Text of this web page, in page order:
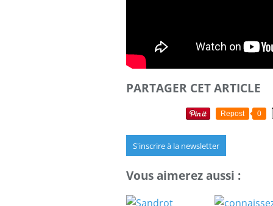
PARTAGER CET ARTICLE
Repost 0
S'inscrire à la newsletter
Vous aimerez aussi :